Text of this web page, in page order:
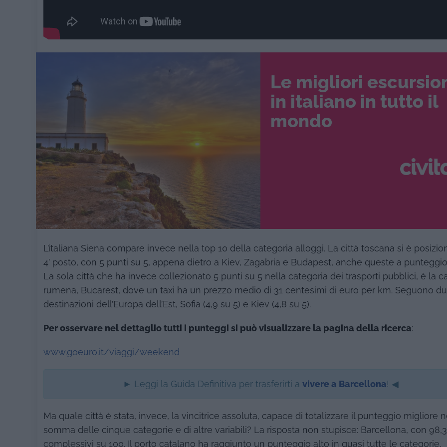
Le migliori
in italiano in tutto il
mondo
L’italiana Siena compare invece nella top 10 della categoria alloggi. La città toscana si è
4’ posto, con 5 punti su 5, appena dietro a Kiev, Zagabria e Budapest, anche queste a
La sola città che ha invece collezionato 5 punti su 5 nella categoria dei trasporti pubblici, è la
rumena, Bucarest, dove un taxi ha un prezzo medio di 31 centesimi di euro per km. Seguono
destinazioni dell’Europa dell’Est, Sofia (4,9 su 5) e Kiev (4,8 su 5).
Per osservare nel dettaglio tutti i punteggi si può visualizzare la pagina della ricerca:
www.goeuro.it/viaggi/weekend
► Leggi la Guida Definitiva per trasferirti a vivere a Barcellona! ◀
Ma quale città è stata, invece, la vincitrice assoluta, capace di totalizzare il punteggio migliore
somma delle cinque categorie e di altre variabili? La risposta non stupisce: Barcellona, con
complessivi su 100. Il porto catalano ha raggiunto un punteggio alto in quasi tutte le categorie,